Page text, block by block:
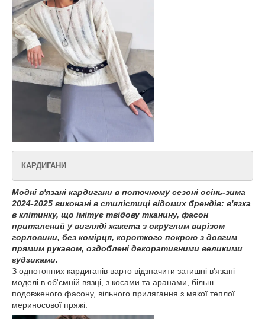
КАРДИГАНИ
Модні в'язані кардигани в поточному сезоні осінь-зима
2024-2025 виконані в стилістиці відомих брендів: в'язка
в клітинку, що імітує твідову тканину, фасон
приталений у вигляді жакета з округлим вирізом
горловини, без комірця, короткого покрою з довгим
прямим рукавом, оздоблені декоративними великими
гудзиками.
З однотонних кардиганів варто відзначити затишні в'язані
моделі в об'ємній вязці, з косами та аранами, більш
подовженого фасону, вільного прилягання з мякої теплої
мериносової пряжі.